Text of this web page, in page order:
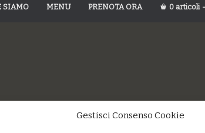
Gestisci Consenso Cookie
SIAMO MENU PRENOTA ORA 0 articoli